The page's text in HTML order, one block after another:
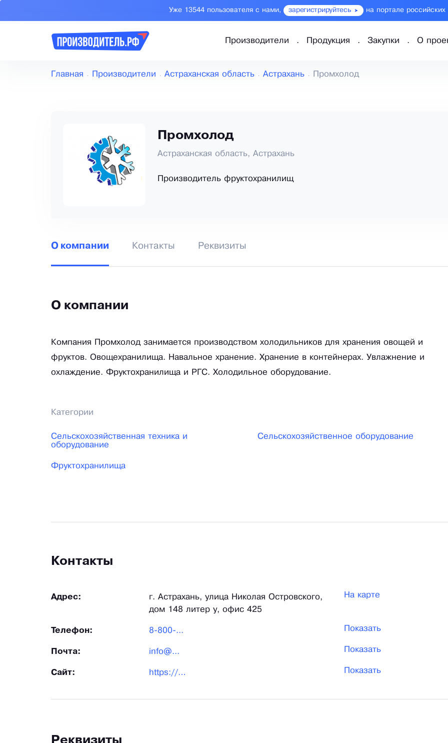
Уже 13544 пользователя с нами, зарегистрируйтесь на портале российских
Производители Продукция Закупки О
Главная Производители Астраханская область Астрахань Промхолод
Промхолод
Астраханская область, Астрахань
Производитель фруктохранилищ
О компании Контакты Реквизиты
О компании
Компания Промхолод занимается производством холодильников для хранения овощей и
фруктов. Овощехранилища. Навальное хранение. Хранение в контейнерах. Увлажнение и
охлаждение. Фруктохранилища и РГС. Холодильное оборудование.
Категории
Сельскохозяйственная техника и
оборудование
Сельскохозяйственное оборудование
Фруктохранилища
Контакты
Адрес:
г. Астрахань, улица Николая Островского,
дом 148 литер у, офис 425
На карте
Телефон: 8-800-... Показать
Почта: info@... Показать
Сайт: https://hps-agro.ru/ Показать